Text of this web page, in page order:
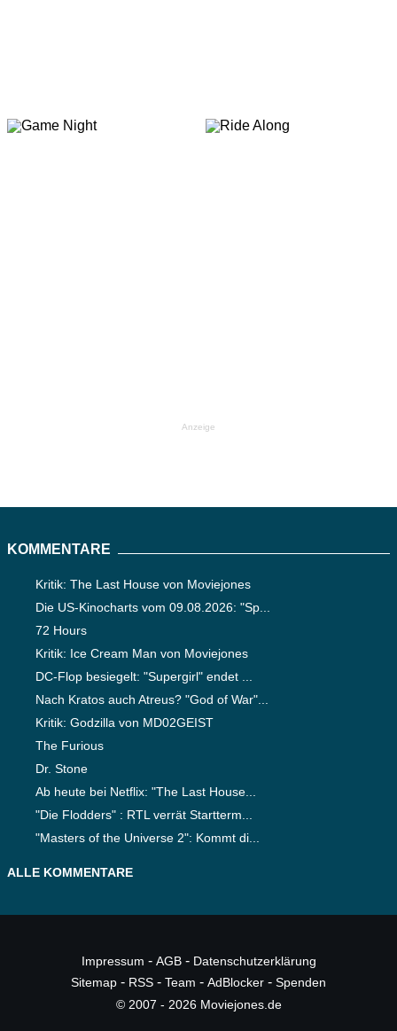
Anzeige
KOMMENTARE
Kritik: The Last House von Moviejones
Die US-Kinocharts vom 09.08.2026: "Sp...
72 Hours
Kritik: Ice Cream Man von Moviejones
DC-Flop besiegelt: "Supergirl" endet ...
Nach Kratos auch Atreus? "God of War"...
Kritik: Godzilla von MD02GEIST
The Furious
Dr. Stone
Ab heute bei Netflix: "The Last House...
"Die Flodders" : RTL verrät Startterm...
"Masters of the Universe 2": Kommt di...
ALLE KOMMENTARE
Impressum - AGB- Datenschutzerklärung
Sitemap - RSS - Team - AdBlocker - Spenden
© 2007 - 2026 Moviejones.de